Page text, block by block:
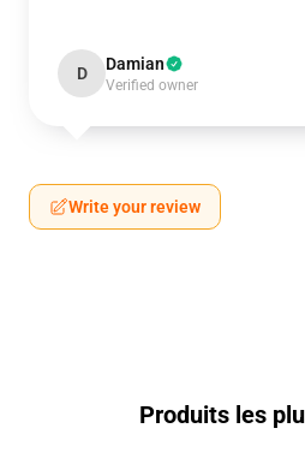
D Damian
Verified owner
Write your review
Produits les